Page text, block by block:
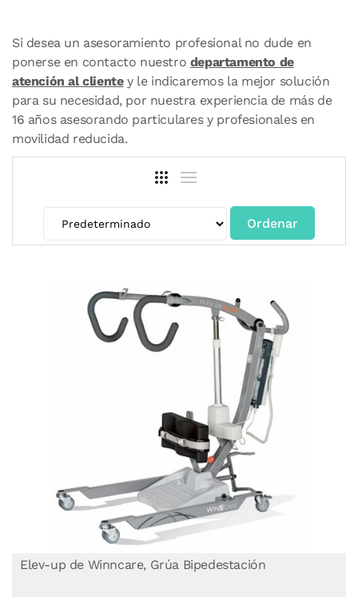
Si desea un asesoramiento profesional no dude en
ponerse en contacto nuestro departamento de
atención al clientey le indicaremos la mejor solución
para su necesidad, por nuestra experiencia de más de
16 años asesorando particulares y profesionales en
movilidad reducida.
Elev-up de Winncare, Grúa Bipedestación